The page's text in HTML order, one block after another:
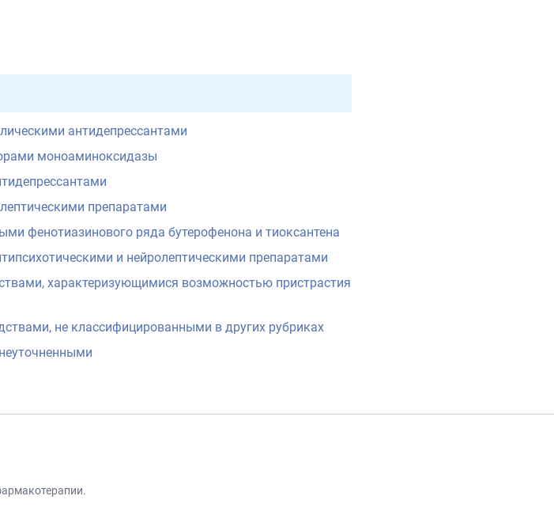
антидепрессантами
моноаминоксидазы
препаратами
фенотиазинового ряда бутерофенона и тиоксантена
и нейролептическими препаратами
характеризующимися возможностью пристрастия
не классифицированными в других рубриках